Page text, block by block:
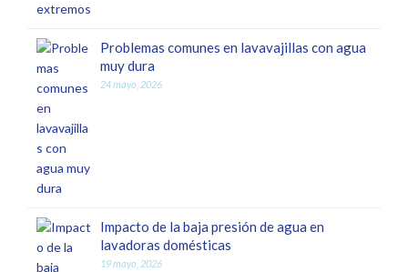
Problemas comunes en lavavajillas con agua
muy dura
24 mayo, 2026
Impacto de la baja presión de agua en
lavadoras domésticas
19 mayo, 2026